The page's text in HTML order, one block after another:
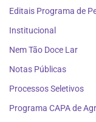
Editais Programa de
Institucional
Nem Tão Doce Lar
Notas Públicas
Processos Seletivos
Programa CAPA de